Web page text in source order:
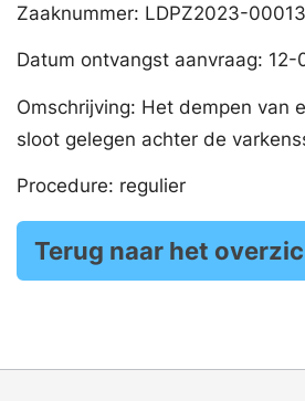
Zaaknummer: LDPZ2023-
Datum ontvangst aanvraag: 12-
Omschrijving: Het dempen van
sloot gelegen achter de
Procedure: regulier
Terug naar het